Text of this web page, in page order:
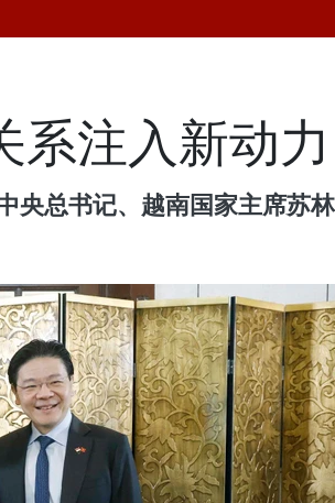
系注入新动力
总书记、越南国家主席苏